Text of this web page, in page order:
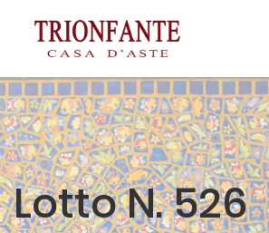
Lotto N. 526